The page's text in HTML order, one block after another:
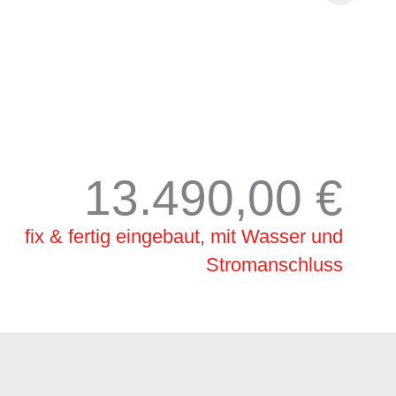
13.490,00 €
fix & fertig eingebaut, mit Wasser und
Stromanschluss